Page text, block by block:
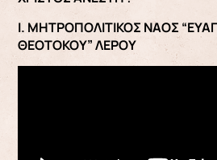
Ι. ΜΗΤΡΟΠΟΛΙΤΙΚΟΣ ΝΑΟΣ
ΘΕΟΤΟΚΟΥ” ΛΕΡΟΥ